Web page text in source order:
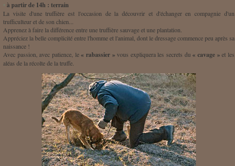
à partir de 14h : terrain
La visite d'une truffière est l'occasion de la découvrir et d'échanger en compagnie d'un
trufficulteur et de son chien...
Apprenez à faire la différence entre une truffière sauvage et une plantation.
Appréciez la belle complicité entre l'homme et l'animal, dont le dressage commence peu après sa
naissance !
Avec passion, avec patience, le« rabassier »vous expliquera les secrets du« cavage »et les
aléas de la récolte de la truffe.